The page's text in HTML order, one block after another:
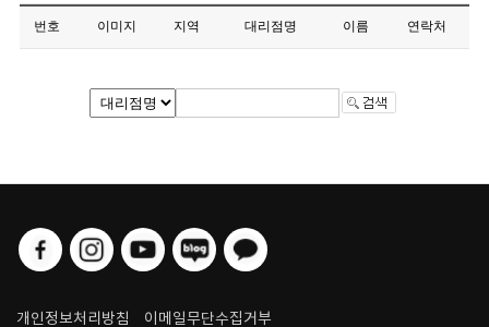
번호 이미지 지역 대리점명 이름 연락처
개인정보처리방침 이메일무단수집거부